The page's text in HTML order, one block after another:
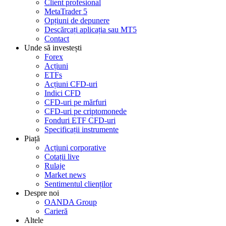
Client profesional
MetaTrader 5
Opțiuni de depunere
Descărcați aplicația sau MT5
Contact
Unde să investești
Forex
Acțiuni
ETFs
Acțiuni CFD-uri
Indici CFD
CFD-uri pe mărfuri
CFD-uri pe criptomonede
Fonduri ETF CFD-uri
Specificații instrumente
Piață
Acțiuni corporative
Cotații live
Rulaje
Market news
Sentimentul clienților
Despre noi
OANDA Group
Carieră
Altele